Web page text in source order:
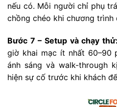
nếu có. Mỗi người chỉ phụ
chồng chéo khi chương trình
Bước 7 – Setup và chạy thử:
giờ khai mạc ít nhất 60–90
ánh sáng và walk-through
hiện sự cố trước khi khách